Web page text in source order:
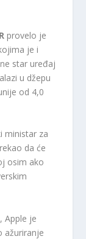
provelo je
je i
star uređaj
u džepu
od 4,0
ministar za
da će
osim ako
Apple je
ažuriranje